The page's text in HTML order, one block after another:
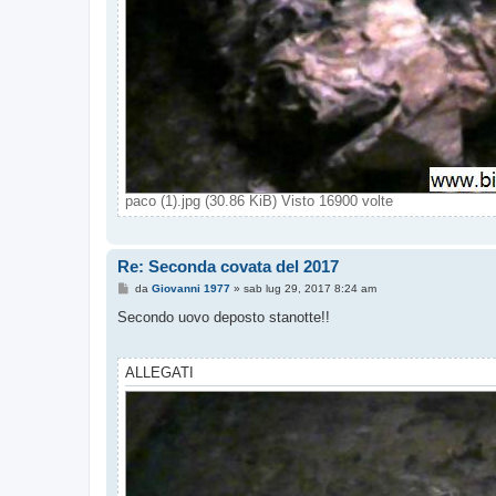
paco (1).jpg (30.86 KiB) Visto 16900 volte
Re: Seconda covata del 2017
M
s
g
o
da Giovanni 1977» sab lug 29, 2017 8:24 am
Secondo uovo deposto stanotte!!
ALLEGATI